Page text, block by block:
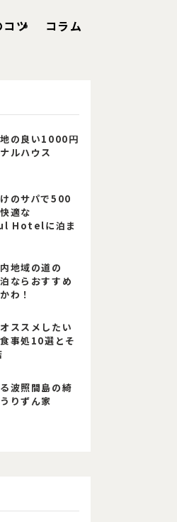
コツ コラム
の良い1000円
ルハウス
のサパで500
適な
Hotelに泊ま
地域の道の
ならおすすめ
わ！
ススメしたい
事処10選とそ
波照間島の綺
りずん家